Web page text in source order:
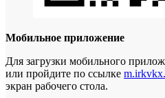
Мобильное приложение
Для загрузки мобильного
или пройдите по ссылке
экран рабочего стола.